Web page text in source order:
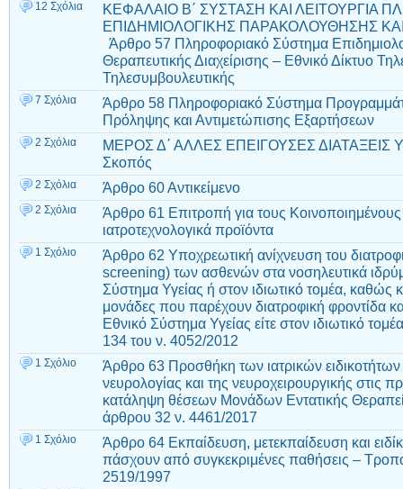
12 Σχόλια
ΚΕΦΑΛΑΙΟ Β΄ ΣΥΣΤΑΣΗ ΚΑΙ ΛΕΙΤΟΥΡΓΙΑ
ΕΠΙΔΗΜΙΟΛΟΓΙΚΗΣ ΠΑΡΑΚΟΛΟΥΘΗΣΗΣ
Άρθρο 57 Πληροφοριακό Σύστημα
Θεραπευτικής Διαχείρισης – Εθνικό Δίκτυο
Τηλεσυμβουλευτικής
7 Σχόλια
Άρθρο 58 Πληροφοριακό Σύστημα
Πρόληψης και Αντιμετώπισης Εξαρτήσεων
2 Σχόλια
ΜΕΡΟΣ Δ΄ ΑΛΛΕΣ ΕΠΕΙΓΟΥΣΕΣ ΔΙΑΤΑΞΕΙΣ
Σκοπός
2 Σχόλια Άρθρο 60 Αντικείμενο
2 Σχόλια
Άρθρο 61 Επιτροπή για τους
ιατροτεχνολογικά προϊόντα
1 Σχόλιο
Άρθρο 62 Υποχρεωτική ανίχνευση του
screening) των ασθενών στα νοσηλευτικά
Σύστημα Υγείας ή στον ιδιωτικό τομέα, καθώς
μονάδες που παρέχουν διατροφική φροντίδα
Εθνικό Σύστημα Υγείας είτε στον ιδιωτικό
134 του ν. 4052/2012
1 Σχόλιο
Άρθρο 63 Προσθήκη των ιατρικών
νευρολογίας και της νευροχειρουργικής στις
κατάληψη θέσεων Μονάδων Εντατικής
άρθρου 32 ν. 4461/2017
1 Σχόλιο
Άρθρο 64 Εκπαίδευση, μετεκπαίδευση και
πάσχουν από συγκεκριμένες παθήσεις –
2519/1997